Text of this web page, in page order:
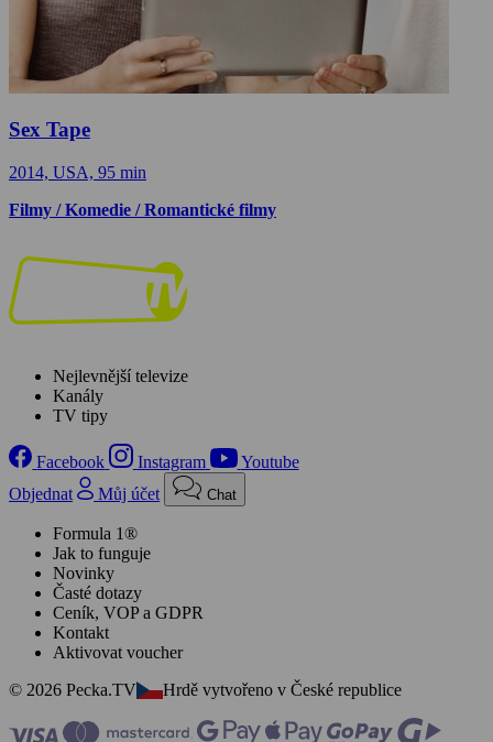
Sex Tape
2014, USA, 95 min
Filmy / Komedie / Romantické filmy
Nejlevnější televize
Kanály
TV tipy
Facebook Instagram
Youtube
Objednat
Můj účet Chat
Formula 1®
Jak to funguje
Novinky
Časté dotazy
Ceník, VOP a GDPR
Kontakt
Aktivovat voucher
© 2026 Pecka.TV
Hrdě vytvořeno v České republice